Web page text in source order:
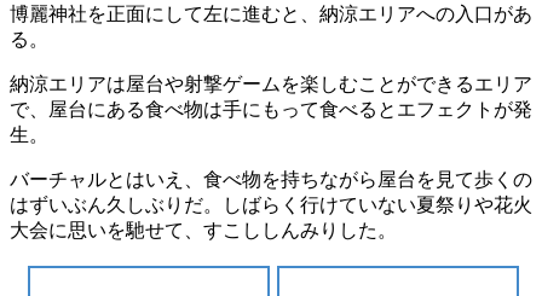
博麗神社を正面にして左に進むと、 納涼エリアへの入口があ
る。
納涼エリアは屋台や射撃ゲーム を楽しむことができるエリア
で、屋台にある食べ物は手にもって食べると エフェクトが発
生。
バーチャルとはいえ、食べ物を持ちながら屋台を見て歩くの
はずいぶん久しぶりだ。しばらく行けていない夏祭りや花火
大会に思いを馳せて、すこししんみりした。